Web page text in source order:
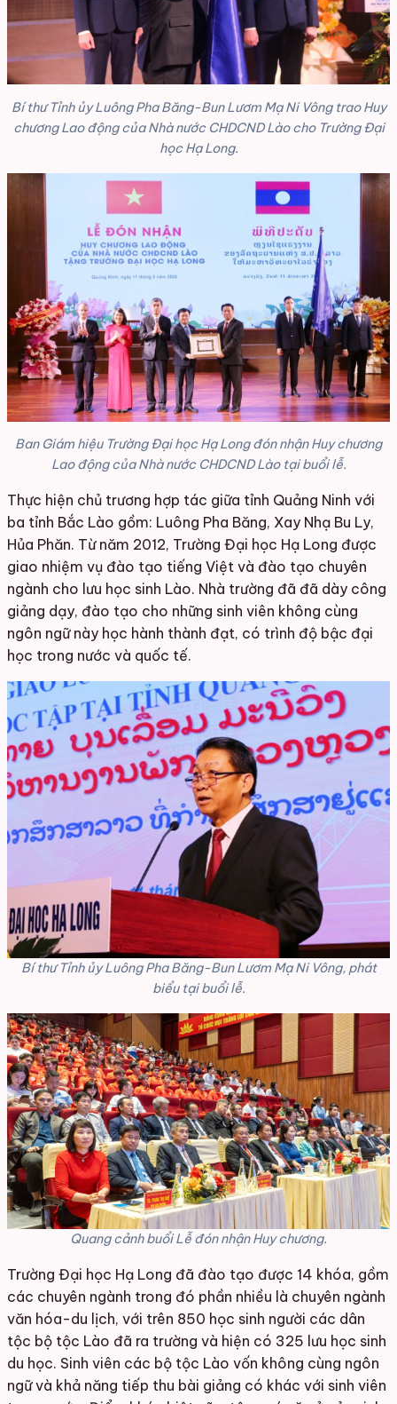
Bí thư Tỉnh ủy Luông Pha Băng-Bun Lươm Mạ Ni Vông trao Huy
chương Lao động của Nhà nước CHDCND Lào cho Trường Đại
học Hạ Long.
Ban Giám hiệu Trường Đại học Hạ Long đón nhận Huy chương
Lao động của Nhà nước CHDCND Lào tại buổi lễ.
Thực hiện chủ trương hợp tác giữa tỉnh Quảng Ninh với
ba tỉnh Bắc Lào gồm: Luông Pha Băng, Xay Nhạ Bu Ly,
Hủa Phăn. Từ năm 2012, Trường Đại học Hạ Long được
giao nhiệm vụ đào tạo tiếng Việt và đào tạo chuyên
ngành cho lưu học sinh Lào. Nhà trường đã đã dày công
giảng dạy, đào tạo cho những sinh viên không cùng
ngôn ngữ này học hành thành đạt, có trình độ bậc đại
học trong nước và quốc tế.
Bí thư Tỉnh ủy Luông Pha Băng-Bun Lươm Mạ Ni Vông, phát
biểu tại buổi lễ.
Quang cảnh buổi Lễ đón nhận Huy chương.
Trường Đại học Hạ Long đã đào tạo được 14 khóa, gồm
các chuyên ngành trong đó phần nhiều là chuyên ngành
văn hóa-du lịch, với trên 850 học sinh người các dân
tộc bộ tộc Lào đã ra trường và hiện có 325 lưu học sinh
du học. Sinh viên các bộ tộc Lào vốn không cùng ngôn
ngữ và khả năng tiếp thu bài giảng có khác với sinh viên